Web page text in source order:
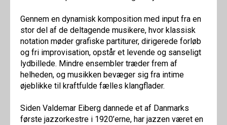
Gennem en dynamisk komposition med input fra en
stor del af de deltagende musikere, hvor klassisk
notation møder grafiske partiturer, dirigerede forløb
og fri improvisation, opstår et levende og sanseligt
lydbillede. Mindre ensembler træder frem af
helheden, og musikken bevæger sig fra intime
øjeblikke til kraftfulde fælles klangflader.
Siden Valdemar Eiberg dannede et af Danmarks
første jazzorkestre i 1920’erne, har jazzen været en